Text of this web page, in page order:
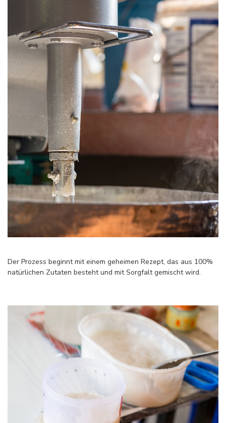
Der Prozess beginnt mit einem geheimen Rezept, das aus 100%
natürlichen Zutaten besteht und mit Sorgfalt gemischt wird.